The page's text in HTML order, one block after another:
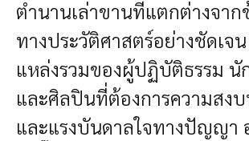
ตำนานเล่าขานที่แตกต่างจาก
ทางประวัติศาสตร์อย่างชัดเจ
แหล่งรวมของผู้ปฏิบัติธรรม
และศิลปินที่ต้องการความสงบ
และแรงบันดาลใจทางปัญญา